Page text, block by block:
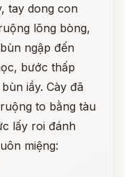
tay dong con
lõng bòng,
ngập đến
bước thấp
iầy. Cày đã
to bằng tàu
lấy roi đánh
miệng: